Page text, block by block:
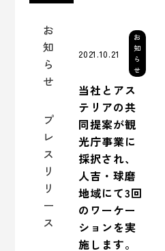
お
知
ら
せ
プ
レ
ス
リ
リ
ー
ス
2021.10.21
お
知
ら
せ
当社とアス
テリアの共
同提案が観
光庁事業に
採択され、
人吉・球磨
地域にて3回
のワーケー
ションを実
施します。